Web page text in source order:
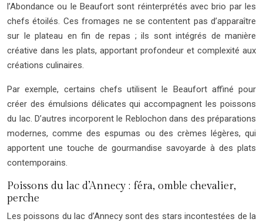
l’Abondance ou le Beaufort sont réinterprétés avec brio par les
chefs étoilés. Ces fromages ne se contentent pas d’apparaître
sur le plateau en fin de repas ; ils sont intégrés de manière
créative dans les plats, apportant profondeur et complexité aux
créations culinaires.
Par exemple, certains chefs utilisent le Beaufort affiné pour
créer des émulsions délicates qui accompagnent les poissons
du lac. D’autres incorporent le Reblochon dans des préparations
modernes, comme des espumas ou des crèmes légères, qui
apportent une touche de gourmandise savoyarde à des plats
contemporains.
Poissons du lac d’Annecy : féra, omble chevalier,
perche
Les poissons du lac d’Annecy sont des stars incontestées de la